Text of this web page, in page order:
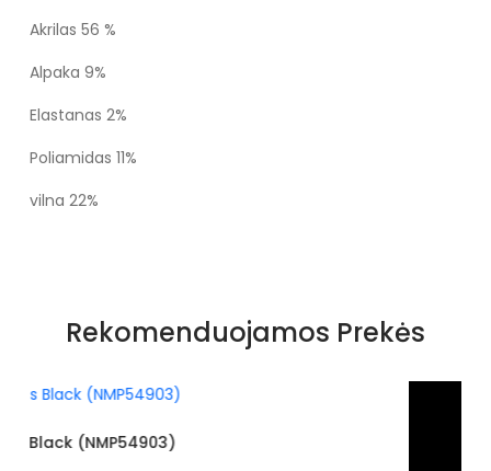
Akrilas 56 %
Alpaka 9%
Elastanas 2%
Poliamidas 11%
vilna 22%
Rekomenduojamos Prekės